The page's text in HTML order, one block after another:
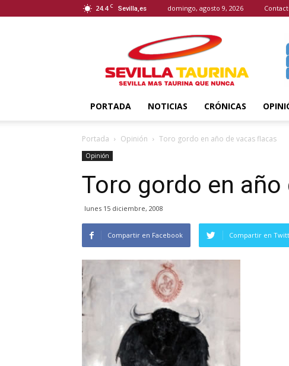
24.4 C Sevilla,es domingo, agosto 9, 2026
Taurina
PORTADA NOTICIAS CRÓNICAS
Portada Opinión Toro gordo en año de vacas flacas
Opinión
Toro gordo en
lunes 15 diciembre, 2008
Compartir en Facebook Compartir en